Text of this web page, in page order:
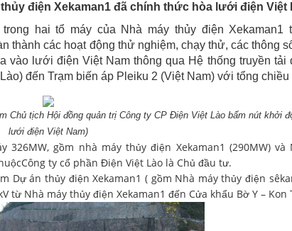
điện Xekaman1 đã chính thức hòa lưới điện Việt
hai tổ máy của Nhà máy thủy điện Xekaman1
thành các hoạt động thử nghiệm, chạy thử, các thông
vào lưới điện Việt Nam thông qua Hệ thống truyền tải
đến Trạm biến áp Pleiku 2 (Việt Nam) với tổng chiều
Chủ tịch Hội đồng quản trị Công ty CP Điện Việt Lào bấm nút khởi
lưới điện Việt Nam)
gồm nhà máy thủy điện Xekaman1 (290MW)
ty cổ phần Điện Việt Lào là Chủ đầu tư.
Dự án thủy điện Xekaman1 ( gồm Nhà máy thủy điện
từ Nhà máy thủy điện Xekaman1 đến Cửa khẩu Bờ Y – Kon